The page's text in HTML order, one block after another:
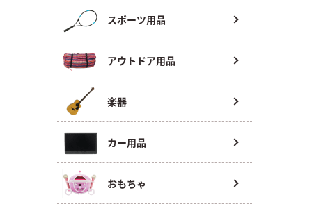
スポーツ用品
アウトドア用品
楽器
カー用品
おもちゃ